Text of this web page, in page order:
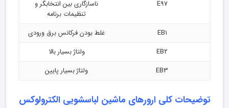
E97
ناسازگاری بین انتخابگر و
تنظیمات برنامه
EB1
غلط بودن فرکانس برق ورودی
EB2
ولتاژ بسیار بالا
EB3
ولتاژ بسیار پایین
توضیحات کلی ارورهای ماشین لباسشویی الکترولوکس